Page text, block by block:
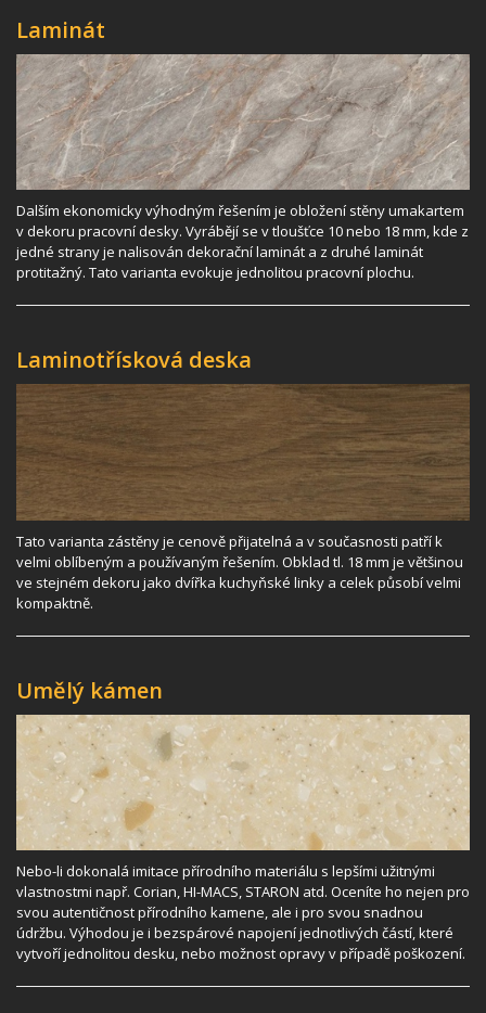
Laminát
Dalším ekonomicky výhodným řešením je obložení stěny umakartem
v dekoru pracovní desky. Vyrábějí se v tloušťce 10 nebo 18 mm, kde z
jedné strany je nalisován dekorační laminát a z druhé laminát
protitažný. Tato varianta evokuje jednolitou pracovní plochu.
Laminotřísková deska
Tato varianta zástěny je cenově přijatelná a v současnosti patří k
velmi oblíbeným a používaným řešením. Obklad tl. 18 mm je většinou
ve stejném dekoru jako dvířka kuchyňské linky a celek působí velmi
kompaktně.
Umělý kámen
Nebo-li dokonalá imitace přírodního materiálu s lepšími užitnými
vlastnostmi např. Corian, HI-MACS, STARON atd. Oceníte ho nejen pro
svou autentičnost přírodního kamene, ale i pro svou snadnou
údržbu. Výhodou je i bezspárové napojení jednotlivých částí, které
vytvoří jednolitou desku, nebo možnost opravy v případě poškození.